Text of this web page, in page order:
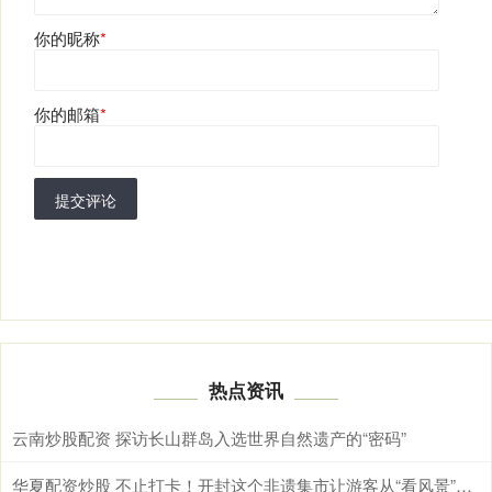
你的昵称*
你的邮箱*
提交评论
热点资讯
云南炒股配资 探访长山群岛入选世界自然遗产的“密码”
华夏配资炒股 不止打卡！开封这个非遗集市让游客从“看风景”变“学文化”